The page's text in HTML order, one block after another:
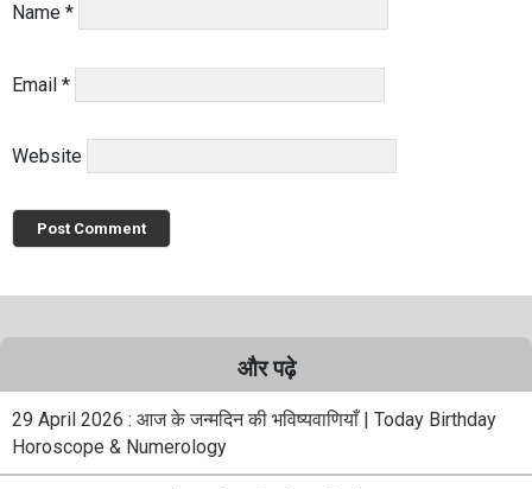
Name *
Email *
Website
और पढ़े
29 April 2026 : आज के जन्मदिन की भविष्यवाणियाँ | Today Birthday
Horoscope & Numerology